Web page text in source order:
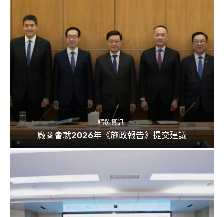
精選資訊
廠商會就2026年《施政報告》提交建議